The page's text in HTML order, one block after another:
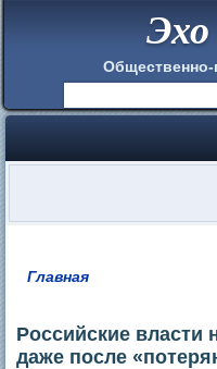
Общественно-
Главная
Российские
даже после